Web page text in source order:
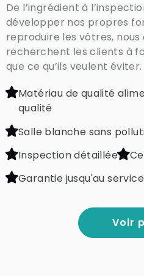
De l’ingrédient à
développer nos propres
reproduire les vôtres,
recherchent les clients à
que ce qu’ils veulent éviter.
Matériau de qualité
qualité
Salle blanche sans
Inspection détaillée
Garantie jusqu'au
Voir